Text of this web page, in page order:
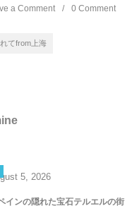
a Comment 0 Comment
てfrom上海
5 2026
インの隠れた宝石テルエルの